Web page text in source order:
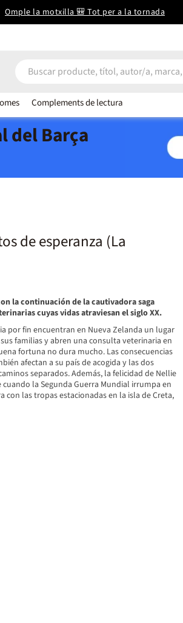
Omple la motxilla 🎒 Tot per a la tornada
Complements de lectura
del Barça
de esperanza (La
la continuación de la cautivadora saga
cuyas vidas atraviesan el siglo XX.
por fin encuentran en Nueva Zelanda un lugar
familias y abren una consulta veterinaria en
fortuna no dura mucho. Las consecuencias
afectan a su país de acogida y las dos
separados. Además, la felicidad de Nellie
la Segunda Guerra Mundial irrumpa en
con las tropas estacionadas en la isla de Creta,